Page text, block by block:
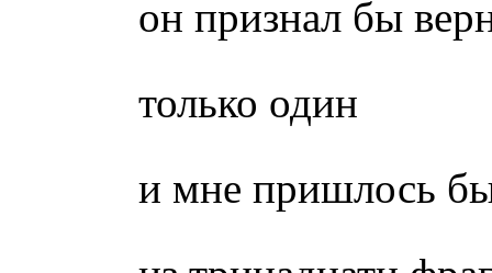
он признал бы
только один
и мне пришлось